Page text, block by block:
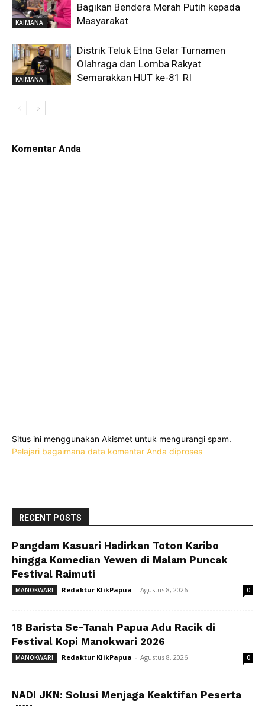
KAIMANA
Bagikan Bendera Merah Putih kepada
Masyarakat
KAIMANA
Distrik Teluk Etna Gelar Turnamen
Olahraga dan Lomba Rakyat
Semarakkan HUT ke-81 RI
Komentar Anda
Situs ini menggunakan Akismet untuk mengurangi spam.
Pelajari bagaimana data komentar Anda diproses
RECENT POSTS
Pangdam Kasuari Hadirkan Toton Karibo
hingga Komedian Yewen di Malam Puncak
Festival Raimuti
MANOKWARI Redaktur KlikPapua - Agustus 8, 2026 0
18 Barista Se-Tanah Papua Adu Racik di
Festival Kopi Manokwari 2026
MANOKWARI Redaktur KlikPapua - Agustus 8, 2026 0
NADI JKN: Solusi Menjaga Keaktifan Peserta